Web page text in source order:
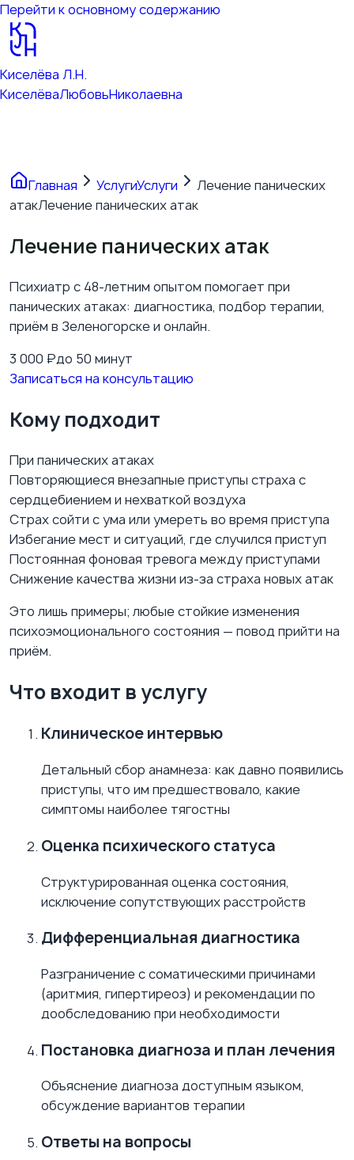
Перейти к основному содержанию
Киселёва Л.Н.
КиселёваЛюбовьНиколаевна
Главная УслугиУслуги
Лечение панических
атакЛечение панических атак
Лечение панических атак
Психиатр с 48-летним опытом помогает при
панических атаках: диагностика, подбор терапии,
приём в Зеленогорске и онлайн.
3 000 ₽до 50 минут
Записаться на консультацию
Кому подходит
При панических атаках
Повторяющиеся внезапные приступы страха с
сердцебиением и нехваткой воздуха
Страх сойти с ума или умереть во время приступа
Избегание мест и ситуаций, где случился приступ
Постоянная фоновая тревога между приступами
Снижение качества жизни из-за страха новых атак
Это лишь примеры; любые стойкие изменения
психоэмоционального состояния — повод прийти на
приём.
Что входит в услугу
Клиническое интервью
Детальный сбор анамнеза: как давно появились
приступы, что им предшествовало, какие
симптомы наиболее тягостны
Оценка психического статуса
Структурированная оценка состояния,
исключение сопутствующих расстройств
Дифференциальная диагностика
Разграничение с соматическими причинами
(аритмия, гипертиреоз) и рекомендации по
дообследованию при необходимости
Постановка диагноза и план лечения
Объяснение диагноза доступным языком,
обсуждение вариантов терапии
Ответы на вопросы